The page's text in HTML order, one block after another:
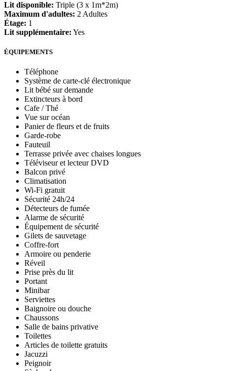
Lit disponible: Triple (3 x 1m*2m)
Maximum d'adultes: 2 Adultes
Étage: 1
Lit supplémentaire: Yes
ÉQUIPEMENTS
Téléphone
Système de carte-clé électronique
Lit bébé sur demande
Extincteurs à bord
Cafe / Thé
Vue sur océan
Panier de fleurs et de fruits
Garde-robe
Fauteuil
Terrasse privée avec chaises longues
Téléviseur et lecteur DVD
Balcon privé
Climatisation
Wi-Fi gratuit
Sécurité 24h/24
Détecteurs de fumée
Alarme de sécurité
Équipement de sécurité
Gilets de sauvetage
Coffre-fort
Armoire ou penderie
Réveil
Prise près du lit
Portant
Minibar
Serviettes
Baignoire ou douche
Chaussons
Salle de bains privative
Toilettes
Articles de toilette gratuits
Jacuzzi
Peignoir